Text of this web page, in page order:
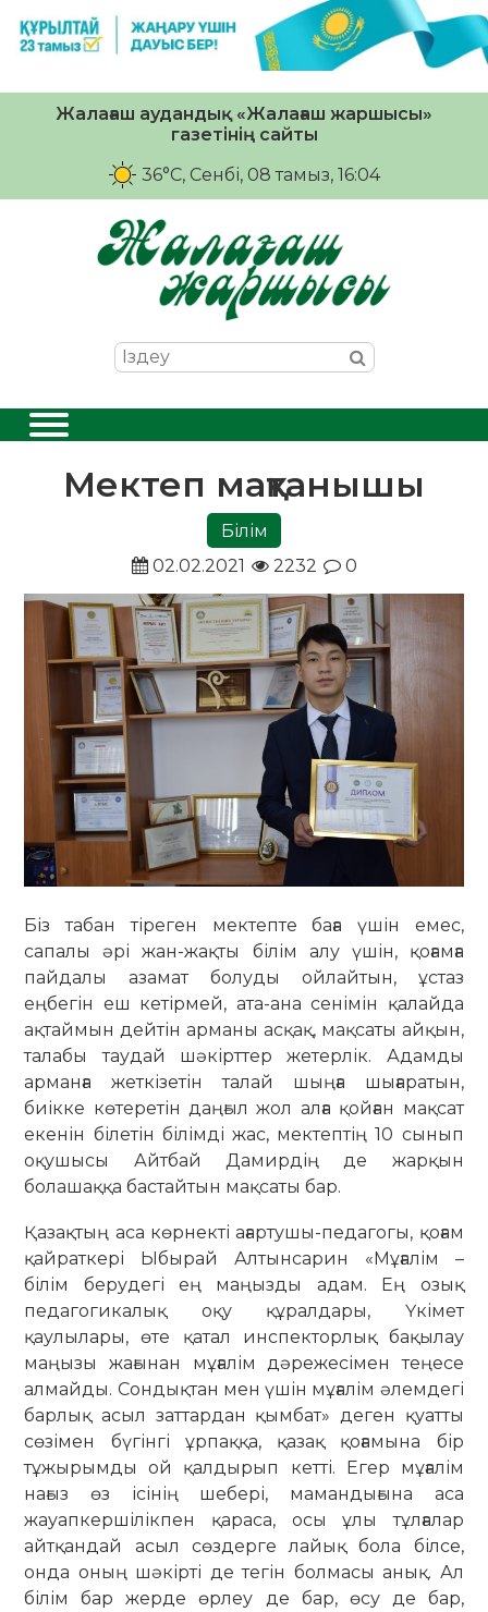
Жалағаш аудандық «Жалағаш жаршысы»
газетінің сайты
36°C, Сенбі, 08 тамыз, 16:04
Мектеп мақтанышы
Білім
02.02.2021
2232 0
Біз табан тіреген мектепте баға үшін емес,
сапалы әрі жан-жақты білім алу үшін, қоғамға
пайдалы азамат болуды ойлайтын, ұстаз
еңбегін еш кетірмей, ата-ана сенімін қалайда
ақтаймын дейтін арманы асқақ, мақсаты айқын,
талабы таудай шәкірттер жетерлік. Адамды
арманға жеткізетін талай шыңға шығаратын,
биікке көтеретін даңғыл жол алға қойған мақсат
екенін білетін білімді жас, мектептің 10 сынып
оқушысы Айтбай Дамирдің де жарқын
болашаққа бастайтын мақсаты бар.
Қазақтың аса көрнекті ағартушы-педагогы, қоғам
қайраткері Ыбырай Алтынсарин «Мұғалім –
білім берудегі ең маңызды адам. Ең озық
педагогикалық оқу құралдары, Үкімет
қаулылары, өте қатал инспекторлық бақылау
маңызы жағынан мұғалім дәрежесімен теңесе
алмайды. Сондықтан мен үшін мұғалім әлемдегі
барлық асыл заттардан қымбат» деген қуатты
сөзімен бүгінгі ұрпаққа, қазақ қоғамына бір
тұжырымды ой қалдырып кетті. Егер мұғалім
нағыз өз ісінің шебері, мамандығына аса
жауапкершілікпен қараса, осы ұлы тұлғалар
айтқандай асыл сөздерге лайық бола білсе,
онда оның шәкірті де тегін болмасы анық. Ал
білім бар жерде өрлеу де бар, өсу де бар,